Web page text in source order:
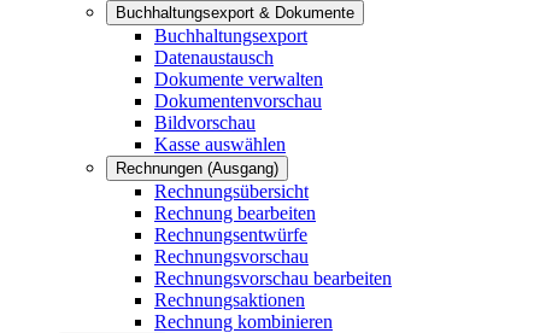
Buchhaltungsexport & Dokumente
Buchhaltungsexport
Datenaustausch
Dokumente verwalten
Dokumentenvorschau
Bildvorschau
Kasse auswählen
Rechnungen (Ausgang)
Rechnungsübersicht
Rechnung bearbeiten
Rechnungsentwürfe
Rechnungsvorschau
Rechnungsvorschau bearbeiten
Rechnungsaktionen
Rechnung kombinieren